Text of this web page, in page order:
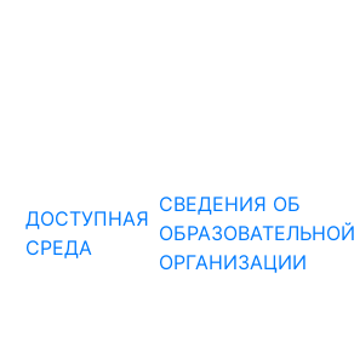
ДОСТУПНАЯ
СРЕДА
СВЕДЕНИЯ ОБ
ОБРАЗОВАТЕЛЬНОЙ
ОРГАНИЗАЦИИ